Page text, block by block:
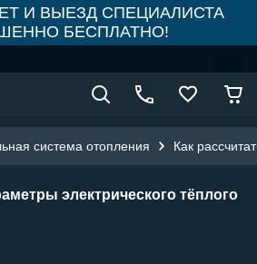
И ВЫЕЗД СПЕЦИАЛИСТА
БЕСПЛАТНО!
система отопления Как
электрического тёплого